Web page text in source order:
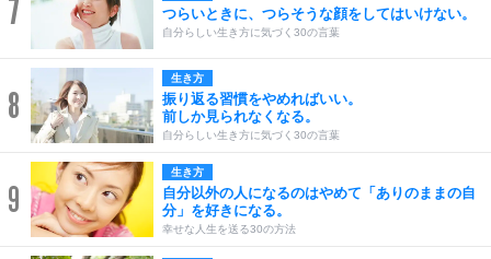
7 つらいときに、つらそうな顔をしてはいけない。
自分らしい生き方に気づく30の言葉
8
生き方
振り返る習慣をやめればいい。
前しか見られなくなる。
自分らしい生き方に気づく30の言葉
9
生き方
自分以外の人になるのはやめて「ありのままの自
分」を好きになる。
幸せな人生を送る30の方法